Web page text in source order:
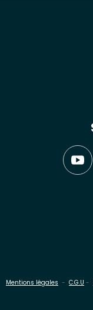
Mentions légales - C.G.U -